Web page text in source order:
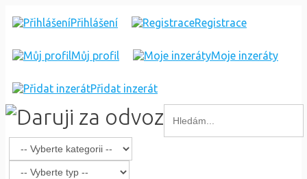
Přihlášení Registrace
Můj profil Moje inzeráty
Přidat inzerát